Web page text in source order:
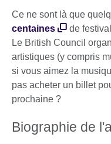
Ce ne sont là que
centaines
de
Le British Council
artistiques (y compris
si vous aimez la
pas acheter un billet
prochaine ?
Biographie de